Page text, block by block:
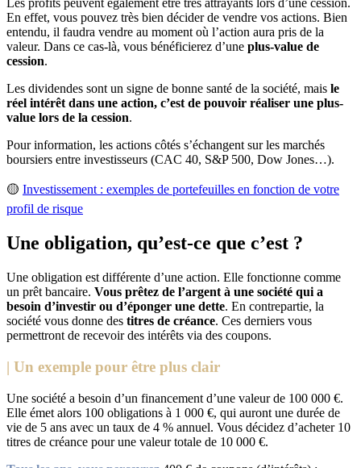
Les profits peuvent également être très attrayants lors d’une cession.
En effet, vous pouvez très bien décider de vendre vos actions. Bien
entendu, il faudra vendre au moment où l’action aura pris de la
valeur. Dans ce cas-là, vous bénéficierez d’une plus-value de
cession.
Les dividendes sont un signe de bonne santé de la société, mais le
réel intérêt dans une action, c’est de pouvoir réaliser une plus-
value lors de la cession.
Pour information, les actions côtés s’échangent sur les marchés
boursiers entre investisseurs (CAC 40, S&P 500, Dow Jones…).
🟡 Investissement : exemples de portefeuilles en fonction de votre
profil de risque
Une obligation, qu’est-ce que c’est ?
Une obligation est différente d’une action. Elle fonctionne comme
un prêt bancaire. Vous prêtez de l’argent à une société qui a
besoin d’investir ou d’éponger une dette. En contrepartie, la
société vous donne des titres de créance. Ces derniers vous
permettront de recevoir des intérêts via des coupons.
| Un exemple pour être plus clair
Une société a besoin d’un financement d’une valeur de 100 000 €.
Elle émet alors 100 obligations à 1 000 €, qui auront une durée de
vie de 5 ans avec un taux de 4 % annuel. Vous décidez d’acheter 10
titres de créance pour une valeur totale de 10 000 €.